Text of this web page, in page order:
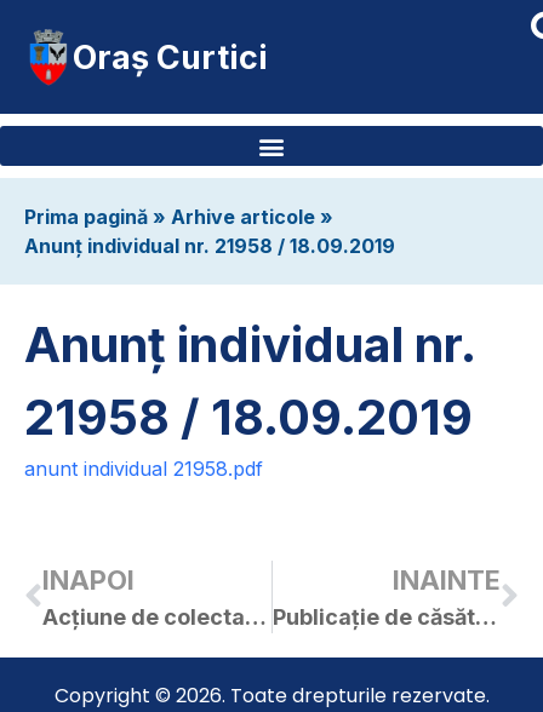
Oraș Curtici
Prima pagină » Arhive articole »
Anunț individual nr. 21958 / 18.09.2019
Anunț individual nr.
21958 / 18.09.2019
anunt individual 21958.pdf
INAPOI
Acțiune de colectare a deșeurilor electronice
INAINTE
Publicație de căsătorie – Rista Hozu-Elisei / Rista Giva
Copyright © 2026. Toate drepturile rezervate.